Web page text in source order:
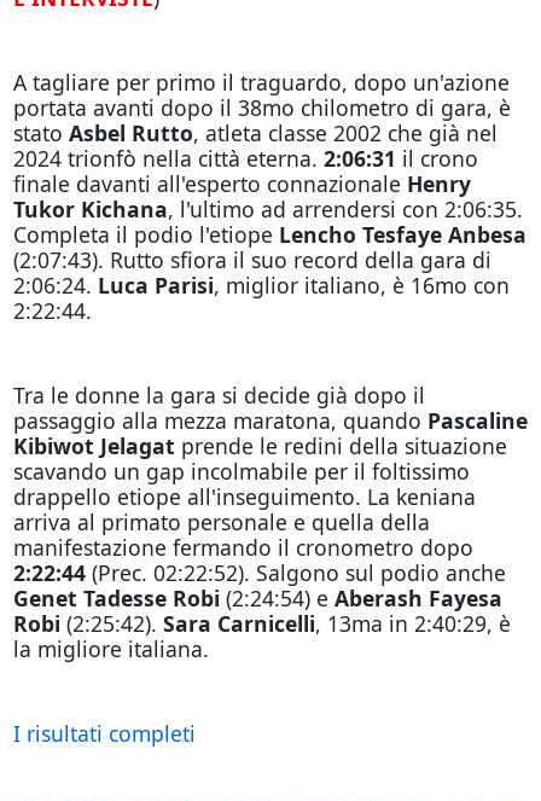
A tagliare per primo il traguardo, dopo un'azione
portata avanti dopo il 38mo chilometro di gara, è
stato Asbel Rutto, atleta classe 2002 che già nel
2024 trionfò nella città eterna. 2:06:31 il crono
finale davanti all'esperto connazionale Henry
Tukor Kichana, l'ultimo ad arrendersi con 2:06:35.
Completa il podio l'etiope Lencho Tesfaye Anbesa
(2:07:43). Rutto sfiora il suo record della gara di
2:06:24. Luca Parisi, miglior italiano, è 16mo con
2:22:44.
Tra le donne la gara si decide già dopo il
passaggio alla mezza maratona, quando Pascaline
Kibiwot Jelagat prende le redini della situazione
scavando un gap incolmabile per il foltissimo
drappello etiope all'inseguimento. La keniana
arriva al primato personale e quella della
manifestazione fermando il cronometro dopo
2:22:44(Prec. 02:22:52). Salgono sul podio anche
Genet Tadesse Robi (2:24:54) e Aberash Fayesa
Robi (2:25:42). Sara Carnicelli, 13ma in 2:40:29, è
la migliore italiana.
I risultati completi